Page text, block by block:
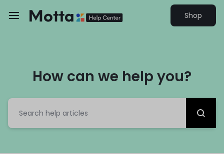
Shop
How can we help you?